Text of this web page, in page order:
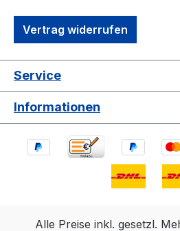
Vertrag widerrufen
Service
Informationen
Alle Preise inkl. gesetzl.